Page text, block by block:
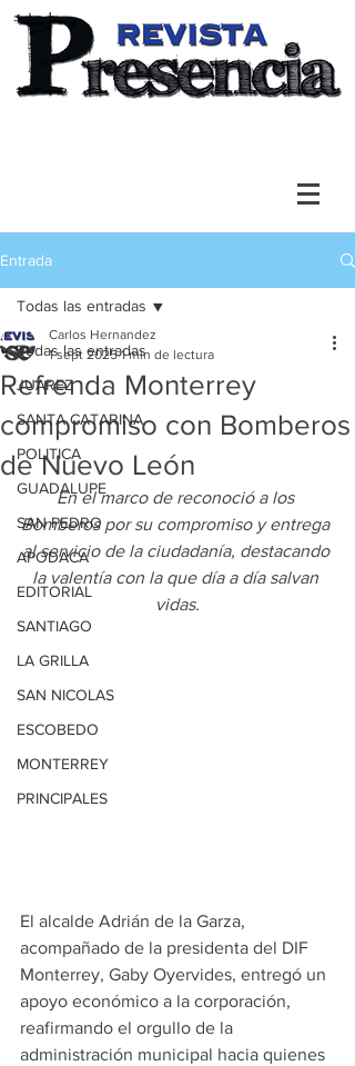
Entrada
Todas las entradas
JUAREZ
SANTA CATARINA
POLITICA
GUADALUPE
SAN PEDRO
APODACA
EDITORIAL
SANTIAGO
LA GRILLA
SAN NICOLAS
ESCOBEDO
MONTERREY
PRINCIPALES
Todas las entradas
Refrenda Monterrey
compromiso con Bomberos
de Nuevo León
Carlos Hernandez
1 sept 2025 1 min de lectura
En el marco de reconoció a los
Bomberos por su compromiso y entrega
al servicio de la ciudadanía, destacando
la valentía con la que día a día salvan
vidas.
El alcalde Adrián de la Garza,
acompañado de la presidenta del DIF
Monterrey, Gaby Oyervides, entregó un
apoyo económico a la corporación,
reafirmando el orgullo de la
administración municipal hacia quienes